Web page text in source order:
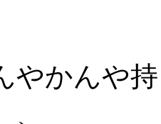
やかんや